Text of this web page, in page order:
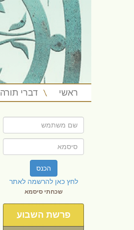
ראשי דברי תורה
הכנס
לחץ כאן להרשמה לאתר
שכחתי סיסמא
פרשת השבוע